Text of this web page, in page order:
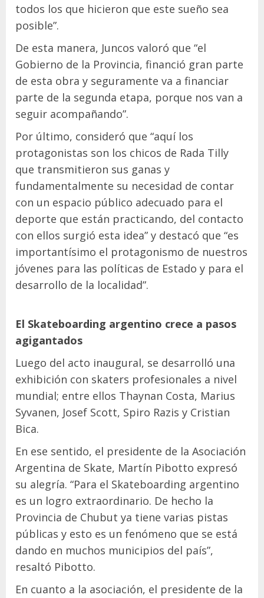
todos los que hicieron que este sueño sea
posible”.
De esta manera, Juncos valoró que “el
Gobierno de la Provincia, financió gran parte
de esta obra y seguramente va a financiar
parte de la segunda etapa, porque nos van a
seguir acompañando”.
Por último, consideró que “aquí los
protagonistas son los chicos de Rada Tilly
que transmitieron sus ganas y
fundamentalmente su necesidad de contar
con un espacio público adecuado para el
deporte que están practicando, del contacto
con ellos surgió esta idea” y destacó que “es
importantísimo el protagonismo de nuestros
jóvenes para las políticas de Estado y para el
desarrollo de la localidad”.
El Skateboarding argentino crece a pasos
agigantados
Luego del acto inaugural, se desarrolló una
exhibición con skaters profesionales a nivel
mundial; entre ellos Thaynan Costa, Marius
Syvanen, Josef Scott, Spiro Razis y Cristian
Bica.
En ese sentido, el presidente de la Asociación
Argentina de Skate, Martín Pibotto expresó
su alegría. “Para el Skateboarding argentino
es un logro extraordinario. De hecho la
Provincia de Chubut ya tiene varias pistas
públicas y esto es un fenómeno que se está
dando en muchos municipios del país”,
resaltó Pibotto.
En cuanto a la asociación, el presidente de la